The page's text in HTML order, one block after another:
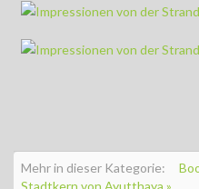
Mehr in dieser Kategorie:
Stadtkern von Ayutthaya »